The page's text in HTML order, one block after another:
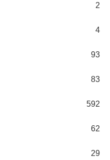
2
4
93
83
592
62
29